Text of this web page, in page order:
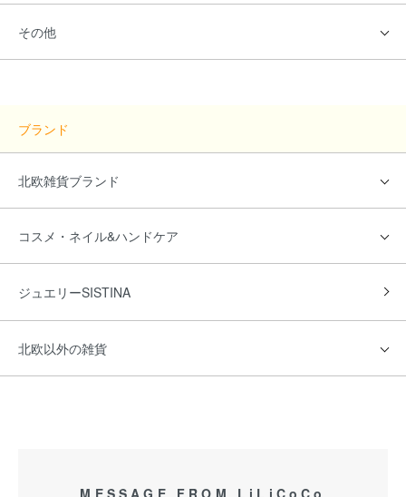
その他
ブランド
北欧雑貨ブランド
コスメ・ネイル&ハンドケア
ジュエリーSISTINA
北欧以外の雑貨
MESSAGE FROM LiLiCoCo